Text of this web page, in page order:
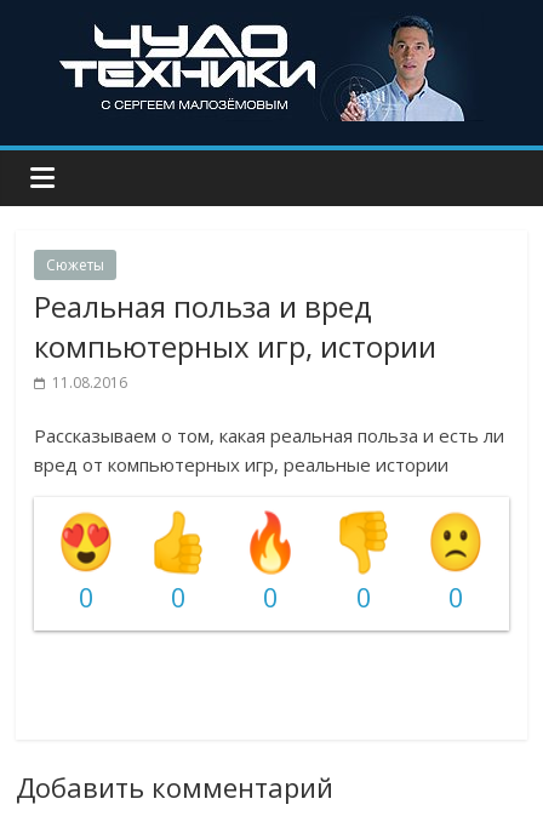
Сюжеты
Реальная польза и вред
компьютерных игр, истории
11.08.2016
Рассказываем о том, какая реальная польза и есть ли
вред от компьютерных игр, реальные истории
0 0 0 0 0
Добавить комментарий